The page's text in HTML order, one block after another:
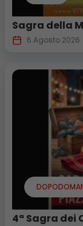
Sagra della
6 Agosto 2026
4ª Sagra dei